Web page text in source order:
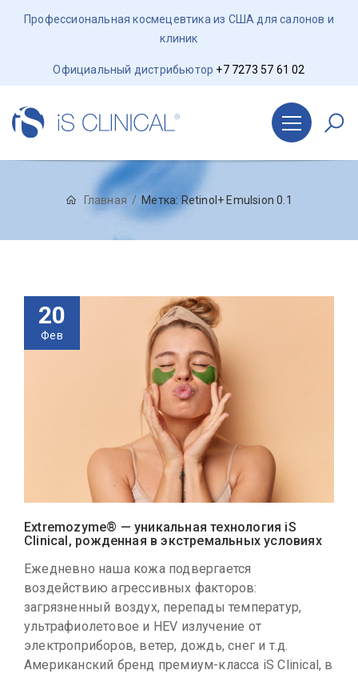
Профессиональная космецевтика из США для салонов и
клиник
Официальный дистрибьютор +7 7273 57 61 02
Главная Метка: Retinol+ Emulsion 0.1
20
Фев
Extremozyme® — уникальная технология iS
Clinical, рожденная в экстремальных условиях
Ежедневно наша кожа подвергается
воздействию агрессивных факторов:
загрязненный воздух, перепады температур,
ультрафиолетовое и HEV излучение от
электроприборов, ветер, дождь, снег и т.д.
Американский бренд премиум-класса iS Clinical, в